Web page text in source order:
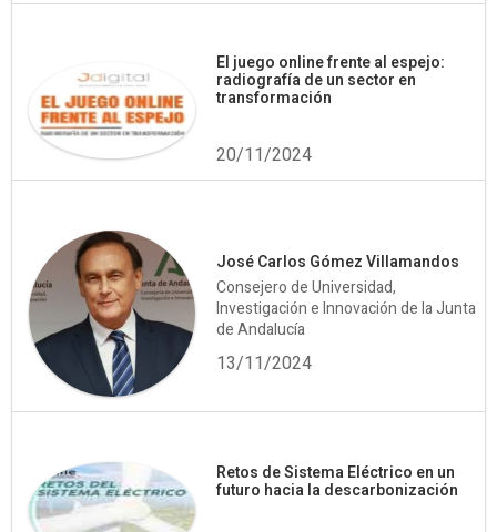
El juego online frente al espejo:
radiografía de un sector en
transformación
20/11/2024
José Carlos Gómez Villamandos
Consejero de Universidad,
Investigación e Innovación de la Junta
de Andalucía
13/11/2024
Retos de Sistema Eléctrico en un
futuro hacia la descarbonización